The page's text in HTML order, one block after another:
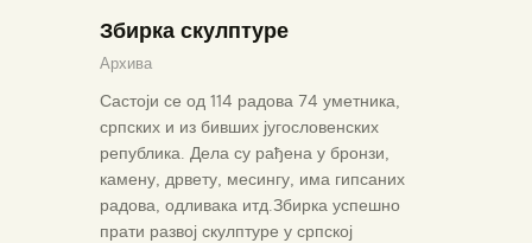
Збирка скулптуре
Архива
Састоји се од 114 радова 74 уметника,
српских и из бивших југословенских
република. Дела су рађена у бронзи,
камену, дрвету, месингу, има гипсаних
радова, одливака итд.Збирка успешно
прати развој скулптуре у српској